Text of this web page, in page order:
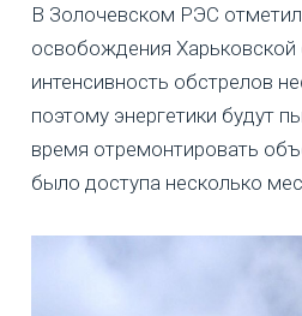
В Золочевском РЭС
освобождения Харьковской
интенсивность обстрелов
поэтому энергетики будут
время отремонтировать
было доступа несколько